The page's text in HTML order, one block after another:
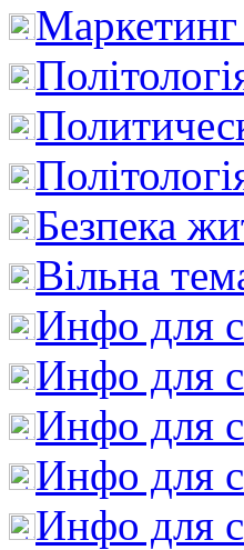
Безпека
Вільна
Инфо для
Инфо для
Инфо для
Инфо для
Инфо для